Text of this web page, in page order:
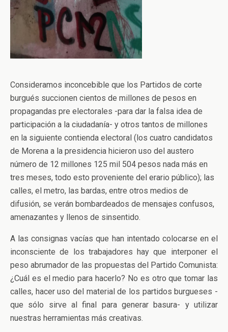
Consideramos inconcebible que los Partidos de corte
burgués succionen cientos de millones de pesos en
propagandas pre electorales -para dar la falsa idea de
participación a la ciudadanía- y otros tantos de millones
en la siguiente contienda electoral (los cuatro candidatos
de Morena a la presidencia hicieron uso del austero
número de 12 millones 125 mil 504 pesos nada más en
tres meses, todo esto proveniente del erario público); las
calles, el metro, las bardas, entre otros medios de
difusión, se verán bombardeados de mensajes confusos,
amenazantes y llenos de sinsentido.
A las consignas vacías que han intentado colocarse en el
inconsciente de los trabajadores hay que interponer el
peso abrumador de las propuestas del Partido Comunista:
¿Cuál es el medio para hacerlo? No es otro que tomar las
calles, hacer uso del material de los partidos burgueses -
que sólo sirve al final para generar basura- y utilizar
nuestras herramientas más creativas.